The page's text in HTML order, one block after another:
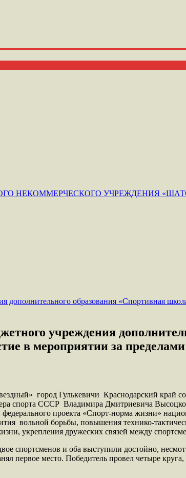
НЕКОММЕРЧЕСКОГО УЧРЕЖДЕНИЯ
учреждения
в мероприятии за
город Гулькевичи Краснодарский
спорта СССР Владимира Дмитриевича
проекта «Спорт-норма жизни»
вольной борьбы, повышения технико-
укрепления дружеских связей между
спортсменов и оба выступили достойно,
первое место. Победитель провел четыре